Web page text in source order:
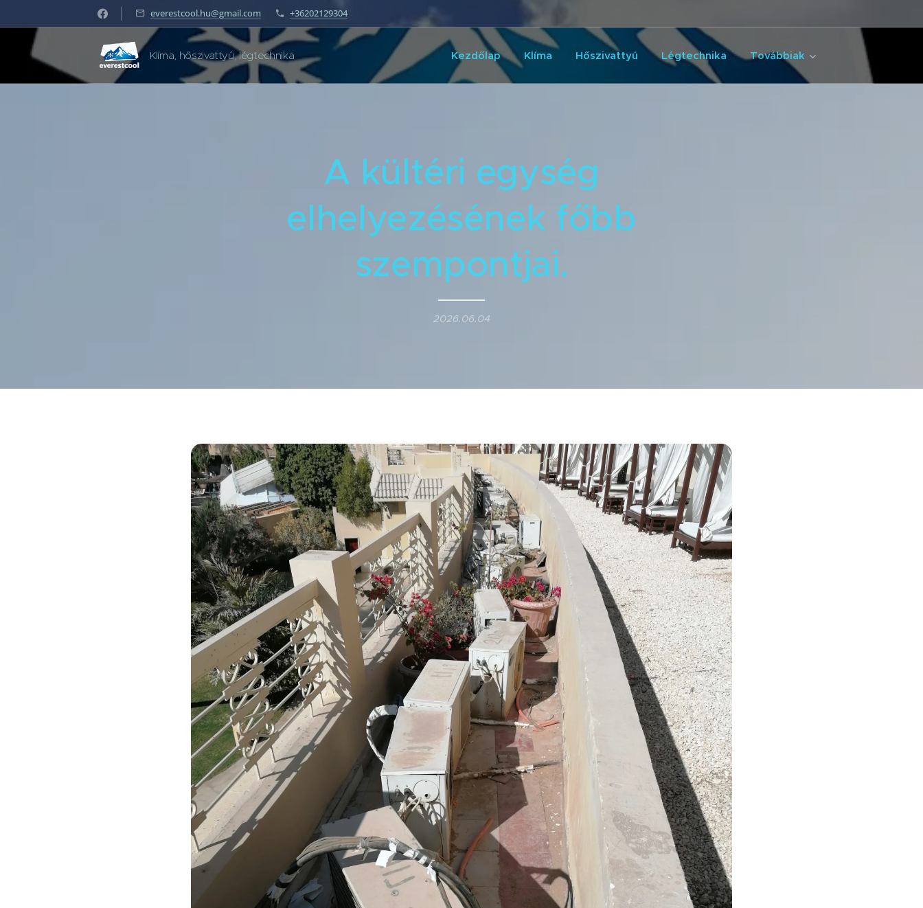
everestcool.hu@gmail.com +36202129304
Klíma, hőszivattyú, légtechnika Kezdőlap Klíma Hőszivattyú Légtechnika Továbbiak
A kültéri egység
elhelyezésének főbb
szempontjai.
2026.06.04